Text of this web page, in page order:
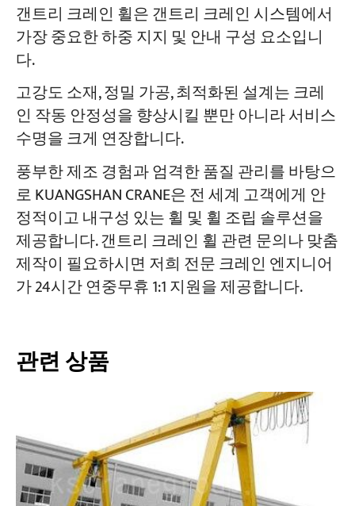
갠트리 크레인 휠은 갠트리 크레인 시스템에서
가장 중요한 하중 지지 및 안내 구성 요소입니
다.
고강도 소재, 정밀 가공, 최적화된 설계는 크레
인 작동 안정성을 향상시킬 뿐만 아니라 서비스
수명을 크게 연장합니다.
풍부한 제조 경험과 엄격한 품질 관리를 바탕으
로 KUANGSHAN CRANE은 전 세계 고객에게 안
정적이고 내구성 있는 휠 및 휠 조립 솔루션을
제공합니다. 갠트리 크레인 휠 관련 문의나 맞춤
제작이 필요하시면 저희 전문 크레인 엔지니어
가 24시간 연중무휴 1:1 지원을 제공합니다.
관련 상품